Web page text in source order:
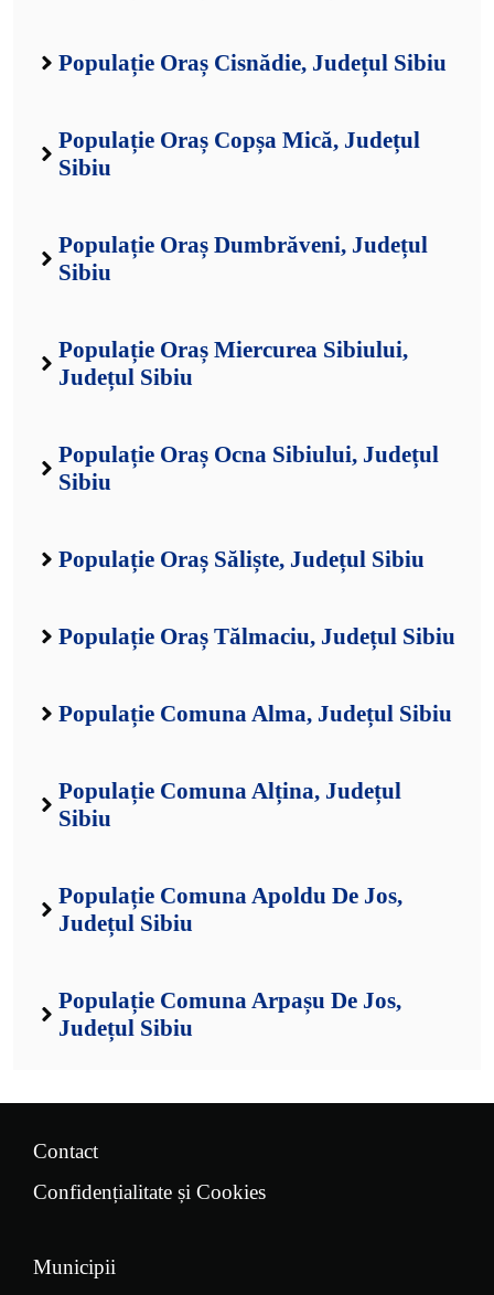
Populație Oraș Cisnădie, Județul Sibiu
Populație Oraș Copșa Mică, Județul
Sibiu
Populație Oraș Dumbrăveni, Județul
Sibiu
Populație Oraș Miercurea Sibiului,
Județul Sibiu
Populație Oraș Ocna Sibiului, Județul
Sibiu
Populație Oraș Săliște, Județul Sibiu
Populație Oraș Tălmaciu, Județul Sibiu
Populație Comuna Alma, Județul Sibiu
Populație Comuna Alțina, Județul
Sibiu
Populație Comuna Apoldu De Jos,
Județul Sibiu
Populație Comuna Arpașu De Jos,
Județul Sibiu
Contact
Confidențialitate și Cookies
Municipii